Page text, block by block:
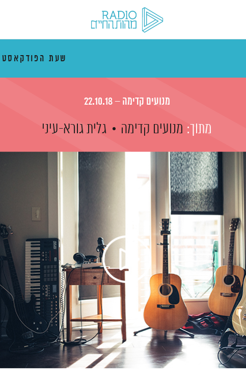
שעת הפודקאסט
מנועים קדימה – 22.10.18
מתוך: מנועים קדימה גלית גורא-עיני